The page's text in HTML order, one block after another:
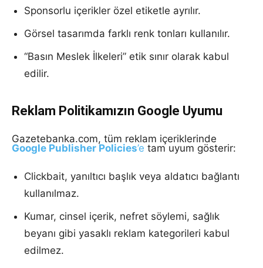
Sponsorlu içerikler özel etiketle ayrılır.
Görsel tasarımda farklı renk tonları kullanılır.
“Basın Meslek İlkeleri” etik sınır olarak kabul
edilir.
Reklam Politikamızın Google Uyumu
Gazetebanka.com, tüm reklam içeriklerinde
Google Publisher Policies’e tam uyum gösterir:
Clickbait, yanıltıcı başlık veya aldatıcı bağlantı
kullanılmaz.
Kumar, cinsel içerik, nefret söylemi, sağlık
beyanı gibi yasaklı reklam kategorileri kabul
edilmez.